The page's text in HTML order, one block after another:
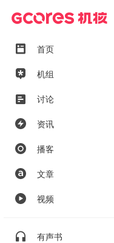
首页
机组
讨论
资讯
播客
文章
视频
有声书